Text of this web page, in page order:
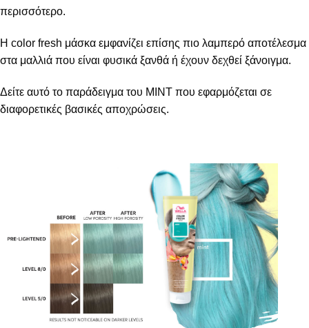
περισσότερο.
Η color fresh μάσκα εμφανίζει επίσης πιο λαμπερό αποτέλεσμα
στα μαλλιά που είναι φυσικά ξανθά ή έχουν δεχθεί ξάνοιγμα.
Δείτε αυτό το παράδειγμα του ΜΙΝΤ που εφαρμόζεται σε
διαφορετικές βασικές αποχρώσεις.